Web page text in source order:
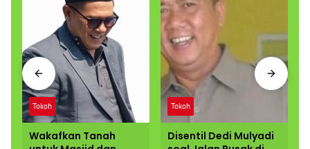
Tokoh
Wakafkan Tanah
Tokoh
Disentil Dedi Mulyadi